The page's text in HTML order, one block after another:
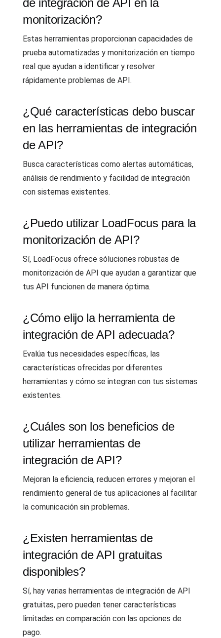
de integración de API en la
monitorización?
Estas herramientas proporcionan capacidades de
prueba automatizadas y monitorización en tiempo
real que ayudan a identificar y resolver
rápidamente problemas de API.
¿Qué características debo buscar
en las herramientas de integración
de API?
Busca características como alertas automáticas,
análisis de rendimiento y facilidad de integración
con sistemas existentes.
¿Puedo utilizar LoadFocus para la
monitorización de API?
Sí, LoadFocus ofrece sóluciones robustas de
monitorización de API que ayudan a garantizar que
tus API funcionen de manera óptima.
¿Cómo elijo la herramienta de
integración de API adecuada?
Evalúa tus necesidades específicas, las
características ofrecidas por diferentes
herramientas y cómo se integran con tus sistemas
existentes.
¿Cuáles son los beneficios de
utilizar herramientas de
integración de API?
Mejoran la eficiencia, reducen errores y mejoran el
rendimiento general de tus aplicaciones al facilitar
la comunicación sin problemas.
¿Existen herramientas de
integración de API gratuitas
disponibles?
Sí, hay varias herramientas de integración de API
gratuitas, pero pueden tener características
limitadas en comparación con las opciones de
pago.